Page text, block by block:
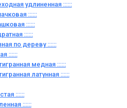
удлиненная ::::::
::::::
::::::
::::::
по дереву ::::::
::::::
медная ::::::
латунная ::::::
::::::
::::::